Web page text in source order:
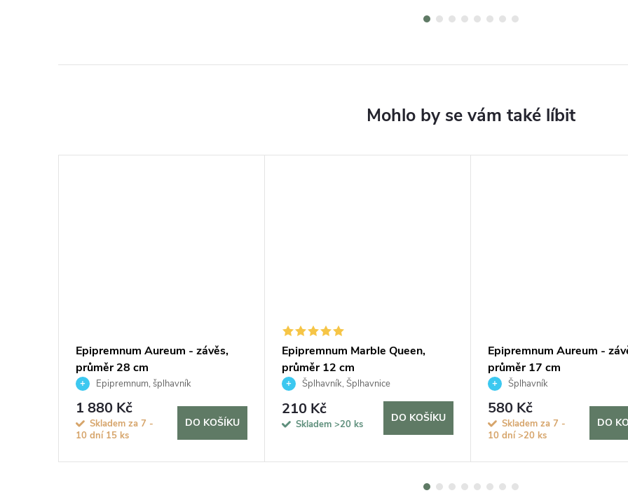
Epipremnum Aureum - závěs,
průměr 28 cm
Epipremnum, šplhavník
1 880 Kč
Skladem za 7 -
10 dní 15 ks
DO KOŠÍKU
Epipremnum Marble Queen,
průměr 12 cm
Šplhavník, Šplhavnice
210 Kč
Skladem >20 ks
DO KOŠÍKU
Epipremnum Aureum -
průměr 17 cm
Šplhavník
580 Kč
Skladem za 7 -
10 dní>20 ks
DO